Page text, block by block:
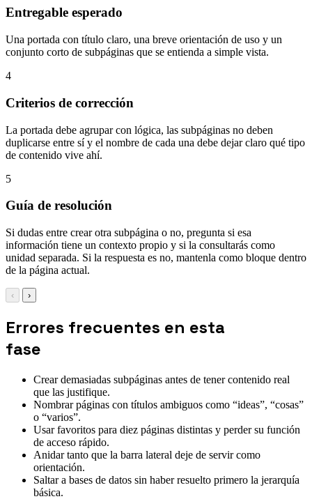
Entregable esperado
Una portada con título claro, una breve orientación de uso y un
conjunto corto de subpáginas que se entienda a simple vista.
4
Criterios de corrección
La portada debe agrupar con lógica, las subpáginas no deben
duplicarse entre sí y el nombre de cada una debe dejar claro qué tipo
de contenido vive ahí.
5
Guía de resolución
Si dudas entre crear otra subpágina o no, pregunta si esa
información tiene un contexto propio y si la consultarás como
unidad separada. Si la respuesta es no, mantenla como bloque dentro
de la página actual.
‹ ›
Errores frecuentes en esta
fase
Crear demasiadas subpáginas antes de tener contenido real
que las justifique.
Nombrar páginas con títulos ambiguos como “ideas”, “cosas”
o “varios”.
Usar favoritos para diez páginas distintas y perder su función
de acceso rápido.
Anidar tanto que la barra lateral deje de servir como
orientación.
Saltar a bases de datos sin haber resuelto primero la jerarquía
básica.